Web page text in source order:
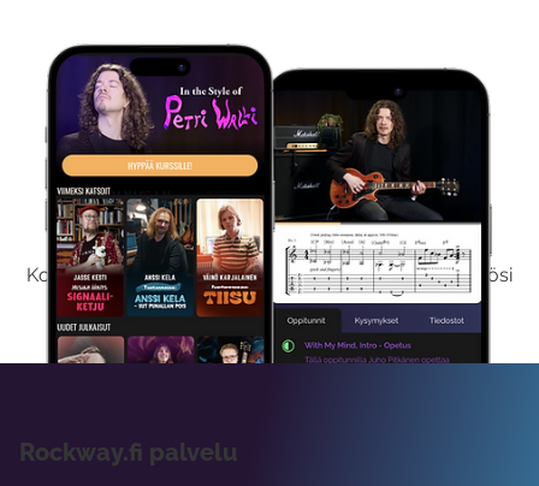
Kokeile Ilmaiseksi
Kokeilemalla ilmaiseksi saat koko sisältömme käyttöösi
viikon ajaksi.
Rockway.fi palvelu